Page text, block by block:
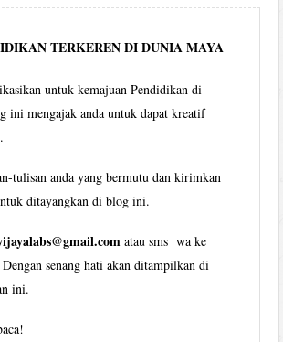
TERKEREN DI DUNIA MAYA
untuk kemajuan Pendidikan di
ini mengajak anda untuk dapat kreatif
tulisan anda yang bermutu dan kirimkan
ditayangkan di blog ini.
atau sms wa ke
Dengan senang hati akan ditampilkan di
ini.